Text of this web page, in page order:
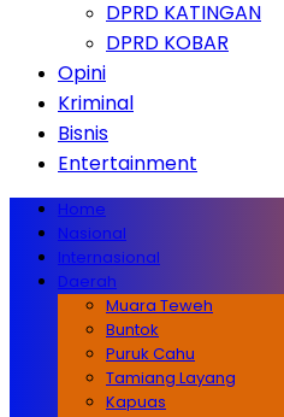
DPRD KATINGAN
DPRD KOBAR
Opini
Kriminal
Bisnis
Entertainment
Home
Nasional
Internasional
Daerah
Muara Teweh
Buntok
Puruk Cahu
Tamiang Layang
Kapuas